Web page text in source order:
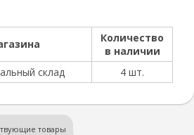
Количество
в наличии
склад
4 шт.
товары